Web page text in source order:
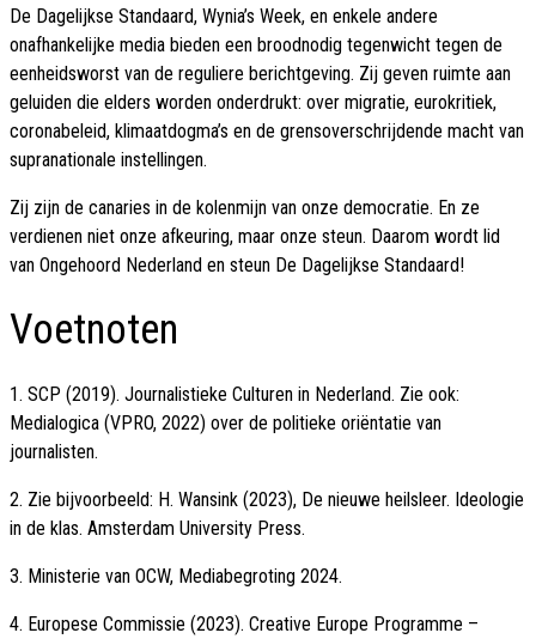
De Dagelijkse Standaard, Wynia’s Week, en enkele andere
onafhankelijke media bieden een broodnodig tegenwicht tegen de
eenheidsworst van de reguliere berichtgeving. Zij geven ruimte aan
geluiden die elders worden onderdrukt: over migratie, eurokritiek,
coronabeleid, klimaatdogma’s en de grensoverschrijdende macht van
supranationale instellingen.
Zij zijn de canaries in de kolenmijn van onze democratie. En ze
verdienen niet onze afkeuring, maar onze steun. Daarom wordt lid
van Ongehoord Nederland en steun De Dagelijkse Standaard!
Voetnoten
1. SCP (2019). Journalistieke Culturen in Nederland. Zie ook:
Medialogica (VPRO, 2022) over de politieke oriëntatie van
journalisten.
2. Zie bijvoorbeeld: H. Wansink (2023), De nieuwe heilsleer. Ideologie
in de klas. Amsterdam University Press.
3. Ministerie van OCW, Mediabegroting 2024.
4. Europese Commissie (2023). Creative Europe Programme –